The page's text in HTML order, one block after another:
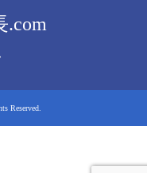
.com
Reserved.